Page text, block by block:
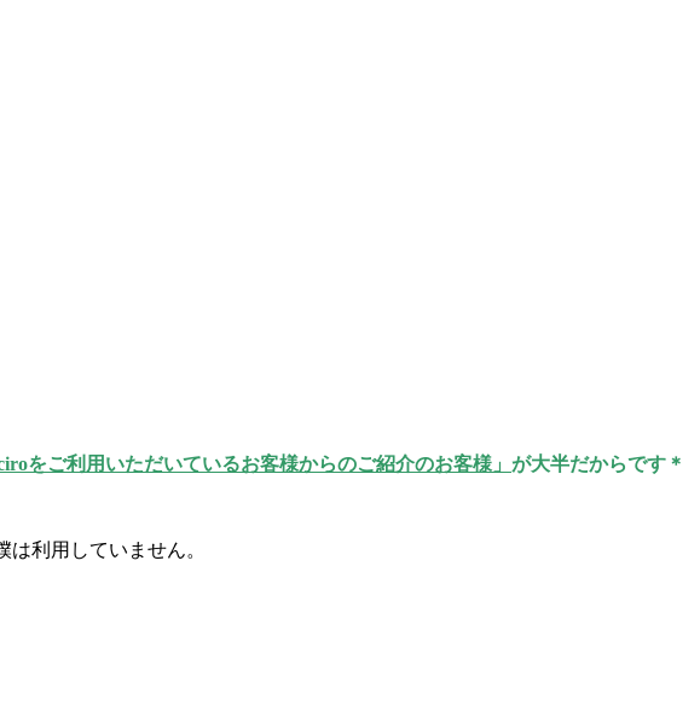
をご利用いただいているお客様からのご紹介のお客様」 が大半だからです＊
利用していません。